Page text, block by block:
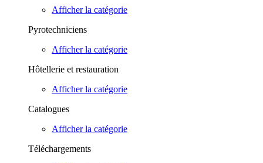
Afficher la catégorie
Pyrotechniciens
Afficher la catégorie
Hôtellerie et restauration
Afficher la catégorie
Catalogues
Afficher la catégorie
Téléchargements